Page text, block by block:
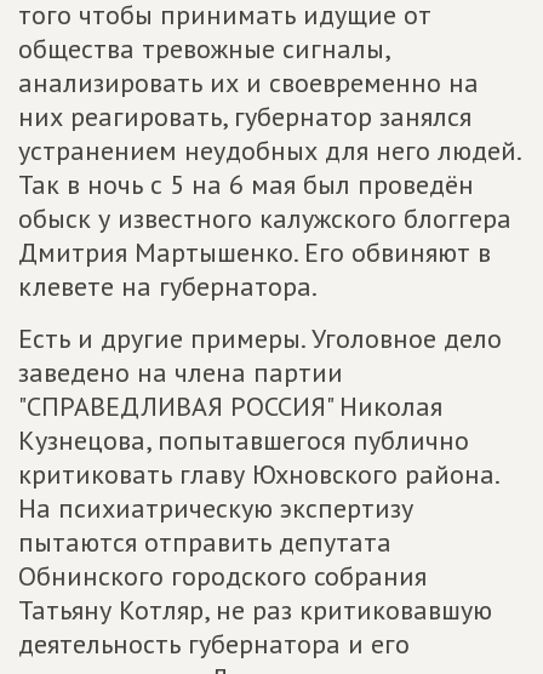
того чтобы принимать идущие от
общества тревожные сигналы,
анализировать их и своевременно на
них реагировать, губернатор занялся
устранением неудобных для него людей.
Так в ночь с 5 на 6 мая был проведён
обыск у известного калужского блоггера
Дмитрия Мартышенко. Его обвиняют в
клевете на губернатора.
Есть и другие примеры. Уголовное дело
заведено на члена партии
"СПРАВЕДЛИВАЯ РОССИЯ" Николая
Кузнецова, попытавшегося публично
критиковать главу Юхновского района.
На психиатрическую экспертизу
пытаются отправить депутата
Обнинского городского собрания
Татьяну Котляр, не раз критиковавшую
деятельность губернатора и его